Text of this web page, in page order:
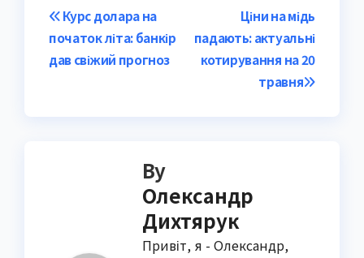
Post
navigation
Ціни на мідь
падають: актуальні
котирування на 20
травня
Курс долара на
початок літа: банкір
дав свіжий прогноз
By
Олександр
Дихтярук
Привіт, я - Олександр,